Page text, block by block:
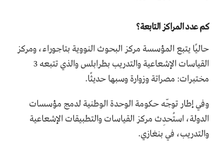
كم عدد المراكز التابعة؟
حاليًا يتبع المؤسسة مركز البحوث النووية بتاجوراء، ومركز
القياسات الإشعاعية والتدريب بطرابلس والذي تتبعه 3
مختبرات: مصراتة وزوارة وسبها حديثًا.
وفي إطار توجّه حكومة الوحدة الوطنية لدمج مؤسسات
الدولة، استُحدِث مركز القياسات والتطبيقات الإشعاعية
والتدريب، في بنغازي.